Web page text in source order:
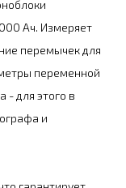
Ач. Измеряет
перемычек для
переменной
- для этого в
и